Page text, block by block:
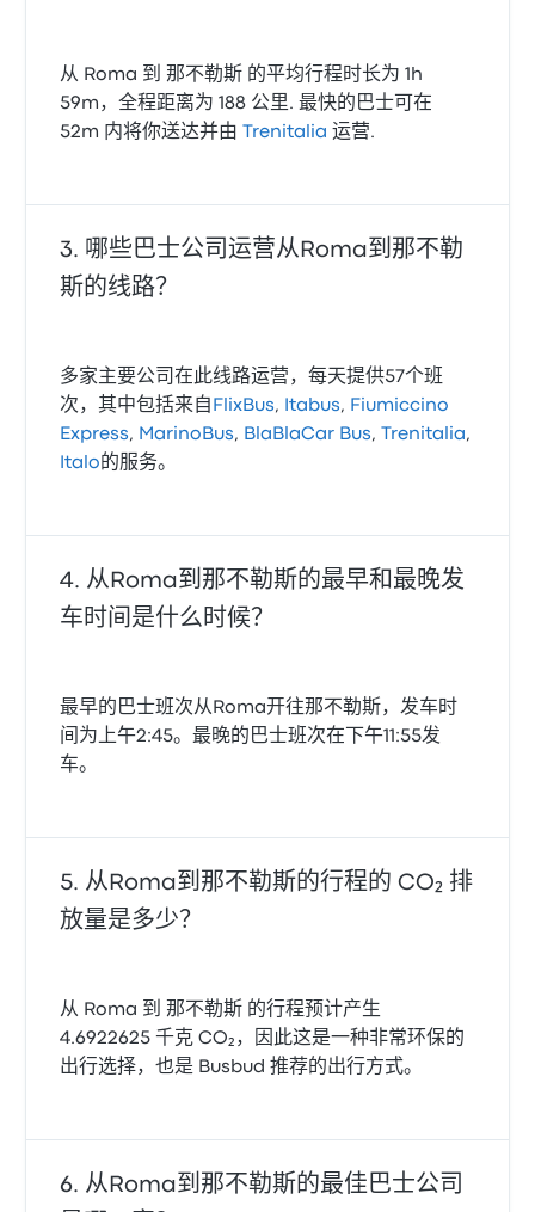
从 Roma 到 那不勒斯 的平均行程时长为 1h
59m，全程距离为 188 公里. 最快的巴士可在
52m 内将你送达并由
Trenitalia 运营.
哪些巴士公司运营从Roma到那不勒
斯的线路？
多家主要公司在此线路运营，每天提供57个班
次，其中包括来自 FlixBus, Itabus, Fiumiccino
Express, MarinoBus, BlaBlaCar Bus, Trenitalia,
Italo 的服务。
从Roma到那不勒斯的最早和最晚发
车时间是什么时候？
最早的巴士班次从Roma开往那不勒斯，发车时
间为上午2:45。最晚的巴士班次在下午11:55发
车。
从Roma到那不勒斯的行程的 CO₂ 排
放量是多少？
从 Roma 到 那不勒斯 的行程预计产生
4.6922625 千克 CO₂，因此这是一种非常环保的
出行选择，也是 Busbud 推荐的出行方式。
从Roma到那不勒斯的最佳巴士公司